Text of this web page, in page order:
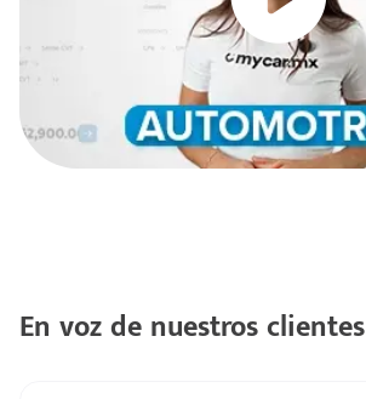
En voz de nuestros clientes